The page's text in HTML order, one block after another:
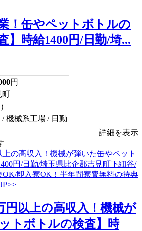
！缶やペットボトルの
】時給1400円/日勤/埼...
円
機械系工場 / 日勤
詳細を表示
円以上の高収入！機械が
トボトルの検査】時